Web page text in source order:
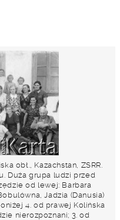
obł., Kazachstan, ZSRR.
Duża grupa ludzi przed
od lewej: Barbara
Jadzia (Danusia)
4. od prawej Kolińska
nierozpoznani; 3. od